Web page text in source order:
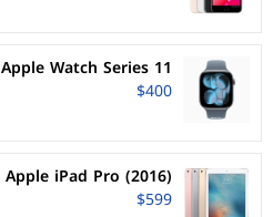
Apple Watch Series 11
$400
Apple iPad Pro (2016)
$599